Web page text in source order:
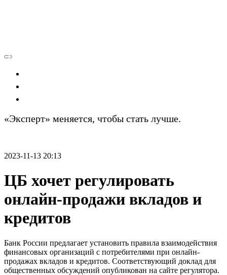
«Эксперт» меняется, чтобы стать лучше.
2023-11-13 20:13
ЦБ хочет регулировать
онлайн-продажи вкладов и
кредитов
Банк России предлагает установить правила взаимодействия
финансовых организаций с потребителями при онлайн-
продажах вкладов и кредитов. Соответствующий доклад для
общественных обсуждений опубликован на сайте регулятора.